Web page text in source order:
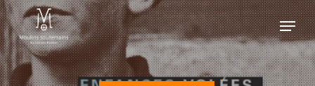
Skip
to
main
content
Menu